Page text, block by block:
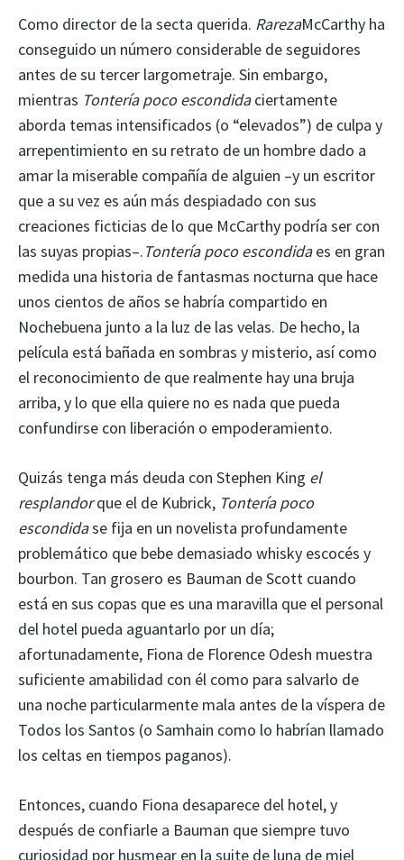
Como director de la secta querida. RarezaMcCarthy ha
conseguido un número considerable de seguidores
antes de su tercer largometraje. Sin embargo,
mientras Tontería poco escondidaciertamente
aborda temas intensificados (o “elevados”) de culpa y
arrepentimiento en su retrato de un hombre dado a
amar la miserable compañía de alguien –y un escritor
que a su vez es aún más despiadado con sus
creaciones ficticias de lo que McCarthy podría ser con
las suyas propias–.Tontería poco escondidaes en gran
medida una historia de fantasmas nocturna que hace
unos cientos de años se habría compartido en
Nochebuena junto a la luz de las velas. De hecho, la
película está bañada en sombras y misterio, así como
el reconocimiento de que realmente hay una bruja
arriba, y lo que ella quiere no es nada que pueda
confundirse con liberación o empoderamiento.
Quizás tenga más deuda con Stephen King el
resplandorque el de Kubrick, Tontería poco
escondidase fija en un novelista profundamente
problemático que bebe demasiado whisky escocés y
bourbon. Tan grosero es Bauman de Scott cuando
está en sus copas que es una maravilla que el personal
del hotel pueda aguantarlo por un día;
afortunadamente, Fiona de Florence Odesh muestra
suficiente amabilidad con él como para salvarlo de
una noche particularmente mala antes de la víspera de
Todos los Santos (o Samhain como lo habrían llamado
los celtas en tiempos paganos).
Entonces, cuando Fiona desaparece del hotel, y
después de confiarle a Bauman que siempre tuvo
curiosidad por husmear en la suite de luna de miel